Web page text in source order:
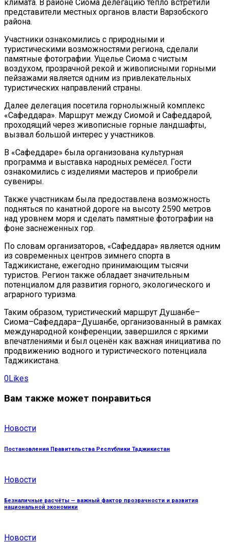
климата. В районе Сиома делегацию тепло встретили
представители местных органов власти Варзобского
района.
Участники ознакомились с природными и
туристическими возможностями региона, сделали
памятные фотографии. Ущелье Сиома с чистым
воздухом, прозрачной рекой и живописными горными
пейзажами является одним из привлекательных
туристических направлений страны.
Далее делегация посетила горнолыжный комплекс
«Сафеддара». Маршрут между Сиомой и Сафеддарой,
проходящий через живописные горные ландшафты,
вызвал большой интерес у участников.
В «Сафеддаре» была организована культурная
программа и выставка народных ремёсел. Гости
ознакомились с изделиями мастеров и приобрели
сувениры.
Также участникам была предоставлена возможность
подняться по канатной дороге на высоту 2590 метров
над уровнем моря и сделать памятные фотографии на
фоне заснеженных гор.
По словам организаторов, «Сафеддара» является одним
из современных центров зимнего спорта в
Таджикистане, ежегодно принимающим тысячи
туристов. Регион также обладает значительным
потенциалом для развития горного, экологического и
аграрного туризма.
Таким образом, туристический маршрут Душанбе–
Сиома–Сафеддара–Душанбе, организованный в рамках
международной конференции, завершился с яркими
впечатлениями и был оценён как важная инициатива по
продвижению водного и туристического потенциала
Таджикистана.
0Likes
to
Вам также может понравиться
Новости
Постановления Правительства Республики Таджикистан
Новости
Безналичные расчёты — важный фактор прозрачности и развития
национальной экономики
Новости